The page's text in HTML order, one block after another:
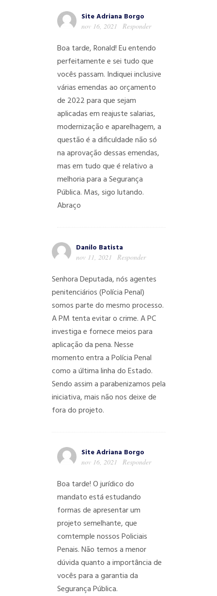
Site Adriana Borgo
nov 16, 2021 Responder
Boa tarde, Ronald! Eu entendo
perfeitamente e sei tudo que
vocês passam. Indiquei inclusive
várias emendas ao orçamento
de 2022 para que sejam
aplicadas em reajuste salarias,
modernização e aparelhagem, a
questão é a dificuldade não só
na aprovação dessas emendas,
mas em tudo que é relativo a
melhoria para a Segurança
Pública. Mas, sigo lutando.
Abraço
Danilo Batista
nov 11, 2021 Responder
Senhora Deputada, nós agentes
penitenciários (Polícia Penal)
somos parte do mesmo processo.
A PM tenta evitar o crime. A PC
investiga e fornece meios para
aplicação da pena. Nesse
momento entra a Polícia Penal
como a última linha do Estado.
Sendo assim a parabenizamos pela
iniciativa, mais não nos deixe de
fora do projeto.
Site Adriana Borgo
nov 16, 2021 Responder
Boa tarde! O jurídico do
mandato está estudando
formas de apresentar um
projeto semelhante, que
comtemple nossos Policiais
Penais. Não temos a menor
dúvida quanto a importância de
vocês para a garantia da
Segurança Pública.